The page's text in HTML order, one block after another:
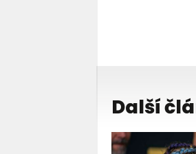
Další